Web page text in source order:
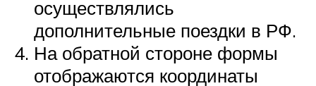
осуществлялись
дополнительные поездки в РФ.
На обратной стороне формы
отображаются координаты